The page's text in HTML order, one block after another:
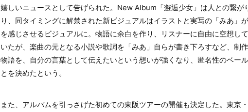
嬉しいニュースとして告げられた。New Album「邂逅少女」は人との繋が
り、同タイミングに解禁された新ビジュアルはイラストと実写の「みあ」
を感じさせるビジュアルに。物語に余白を作り、リスナーに自由に空想し
いたが、楽曲の元となる小説や歌詞を「みあ」自らが書き下ろすなど、制
物語を、自分の言葉として伝えたいという想いが強くなり、匿名性のベー
とを決めたという。
また、アルバムを引っさげた初めての東阪ツアーの開催も決定した。東京